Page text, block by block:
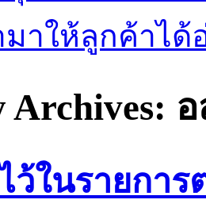
Archives:
ว้ในรายกา